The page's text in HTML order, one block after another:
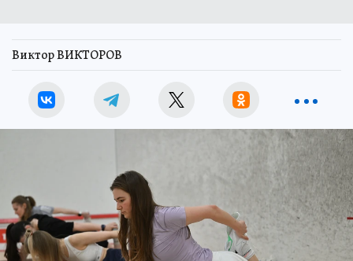
Виктор ВИКТОРОВ